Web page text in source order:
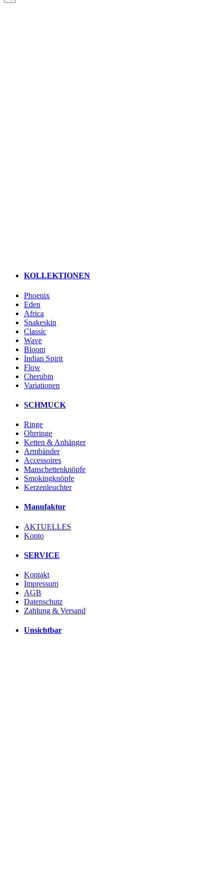
KOLLEKTIONEN
Phoenix
Eden
Africa
Snakeskin
Classic
Wave
Bloom
Indian Spirit
Flow
Cherubin
Variationen
SCHMUCK
Ringe
Ohrringe
Ketten & Anhänger
Armbänder
Accessoires
Manschettenknöpfe
Smokingknöpfe
Kerzenleuchter
Manufaktur
AKTUELLES
Konto
SERVICE
Kontakt
Impressum
AGB
Datenschutz
Zahlung & Versand
Unsichtbar